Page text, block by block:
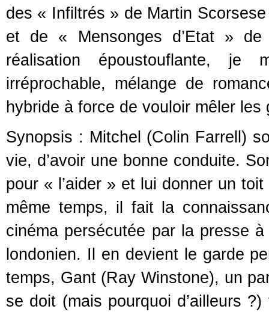
des « Infiltrés » de Martin
et de « Mensonges d’Etat »
réalisation époustouflante, je
irréprochable, mélange de
hybride à force de vouloir mêler
Synopsis : Mitchel (Colin Farrell)
vie, d’avoir une bonne conduite.
pour « l’aider » et lui donner un
même temps, il fait la
cinéma persécutée par la presse
londonien. Il en devient le garde
temps, Gant (Ray Winstone), un
se doit (mais pourquoi d’ailleurs